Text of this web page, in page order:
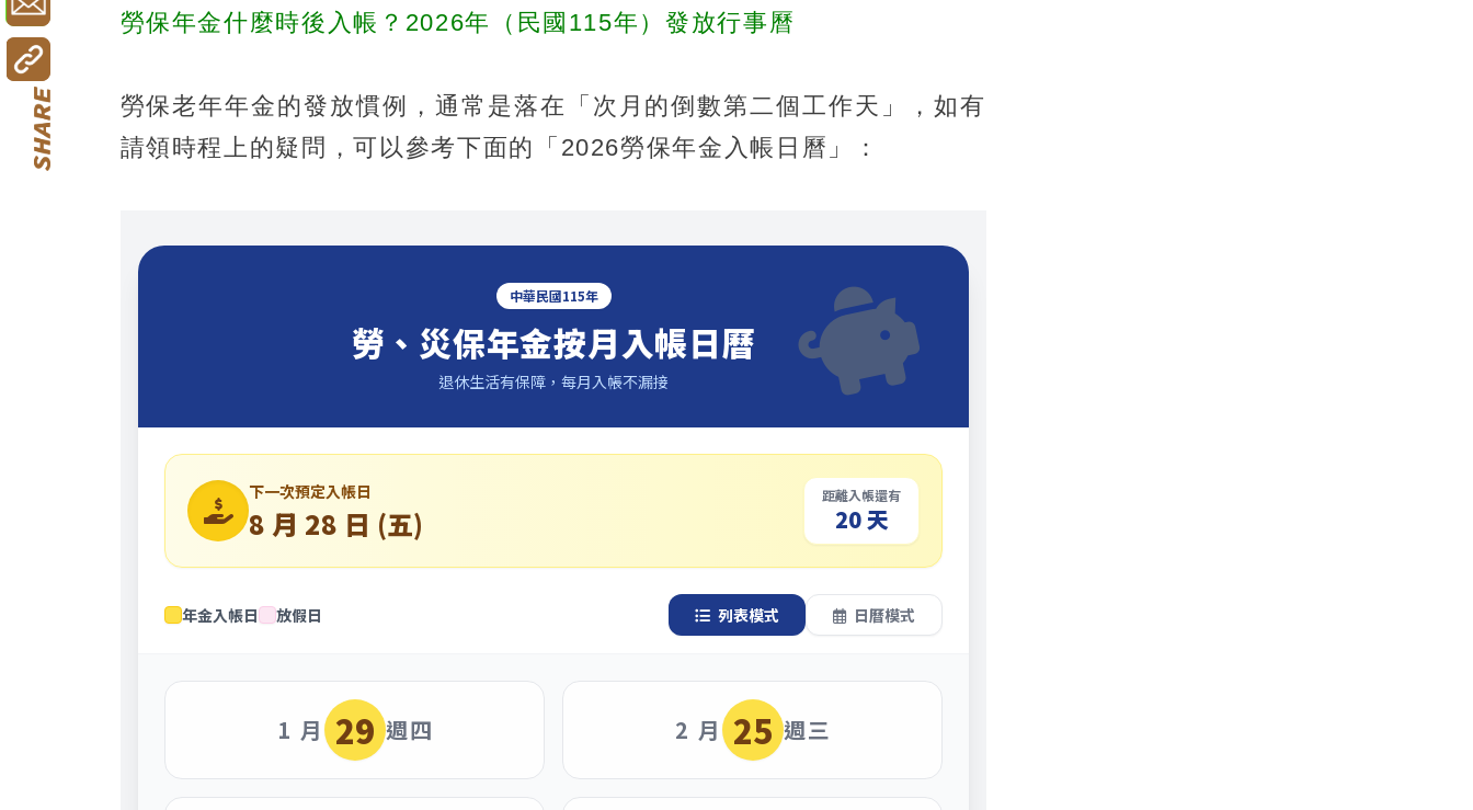
勞保年金什麼時後入帳？2026年（民國115年）發放行事曆
勞保老年年金的發放慣例，通常是落在「次月的倒數第二個工作天」，如有
請領時程上的疑問，可以參考下面的「2026勞保年金入帳日曆」：